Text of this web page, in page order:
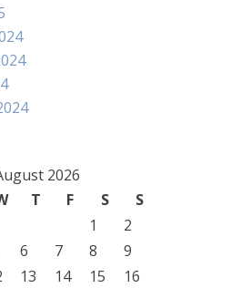
2026
T F S
S
1
2
6 7 8
9
13 14 15
16